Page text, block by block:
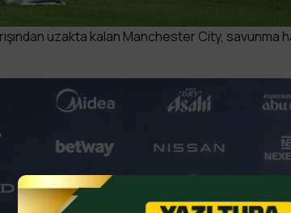
uzakta kalan Manchester City, savunma